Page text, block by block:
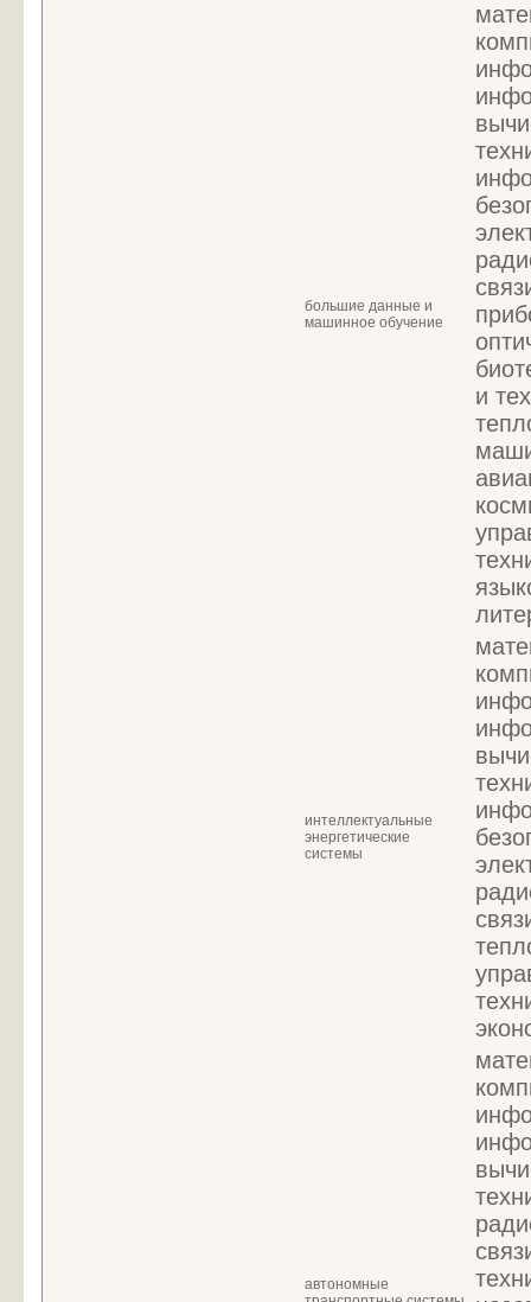
большие данные и
машинное обучение
и
интеллектуальные
энергетические
системы
автономные